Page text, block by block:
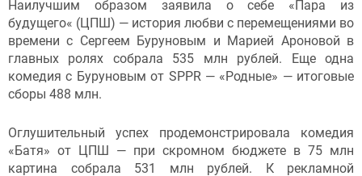
Наилучшим образом заявила о себе «Пара из
будущего« (ЦПШ) — история любви с перемещениями во
времени с Сергеем Буруновым и Марией Ароновой в
главных ролях собрала 535 млн рублей. Еще одна
комедия с Буруновым от SPPR — «Родные» — итоговые
сборы 488 млн.
Оглушительный успех продемонстрировала комедия
«Батя» от ЦПШ — при скромном бюджете в 75 млн
картина собрала 531 млн рублей. К рекламной